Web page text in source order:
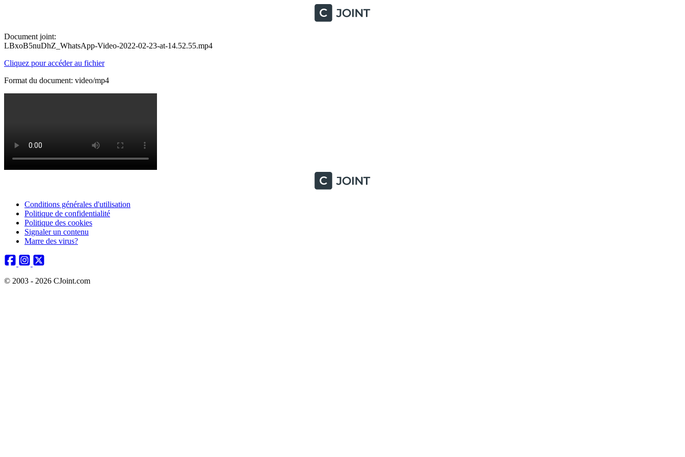
Document joint:
LBxoB5nuDhZ_WhatsApp-Video-2022-02-23-at-14.52.55.mp4
Cliquez pour accéder au fichier
Format du document: video/mp4
Conditions générales d'utilisation
Politique de confidentialité
Politique des cookies
Signaler un contenu
Marre des virus?
© 2003 - 2026 CJoint.com